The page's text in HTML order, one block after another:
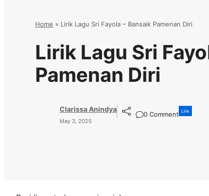
Home » Lirik Lagu Sri Fayola – Bansaik Pamenan Diri
Lirik Lagu Sri
Pamenan Diri
Clarissa Anindya
May 3, 2025
0 Comment Link